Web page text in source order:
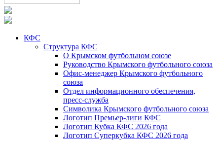
КФС
Структура КФС
О Крымском футбольном союзе
Руководство Крымского футбольного союза
Офис-менеджер Крымского футбольного
союза
Отдел информационного обеспечения,
пресс-служба
Символика Крымского футбольного союза
Логотип Премьер-лиги КФС
Логотип Кубка КФС 2026 года
Логотип Суперкубка КФС 2026 года